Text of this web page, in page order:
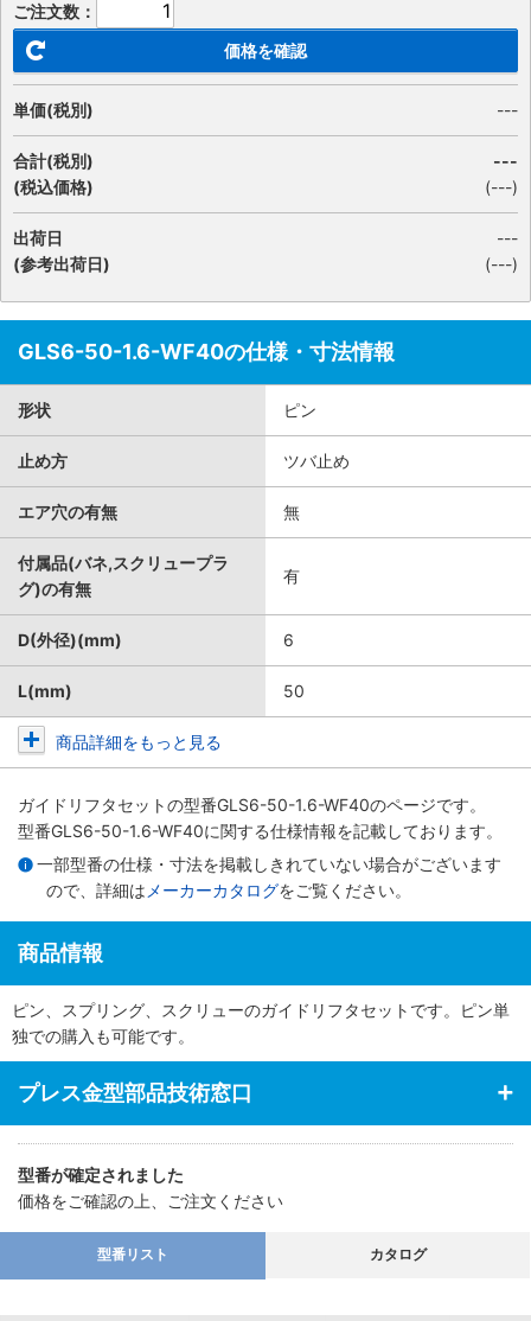
ご注文数：
価格を確認
単価(税別) ---
合計(税別)
(税込価格)
---
(---)
出荷日
(参考出荷日)
---
(---)
GLS6-50-1.6-WF40の仕様・寸法情報
形状 ピン
止め方 ツバ止め
エア穴の有無 無
付属品(バネ,スクリュープラ
グ)の有無
有
D(外径)(mm) 6
L(mm) 50
商品詳細をもっと見る
ガイドリフタセットの型番GLS6-50-1.6-WF40のページです。
型番GLS6-50-1.6-WF40に関する仕様情報を記載しております。
一部型番の仕様・寸法を掲載しきれていない場合がございます
ので、詳細は メーカーカタログをご覧ください。
商品情報
ピン、スプリング、スクリューのガイドリフタセットです。ピン単
独での購入も可能です。
プレス金型部品技術窓口
型番が確定されました
価格をご確認の上、ご注文ください
型番リスト カタログ